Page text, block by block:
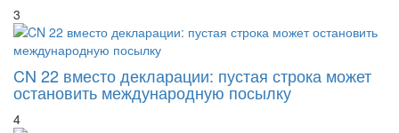
3
CN 22 вместо декларации: пустая строка может
остановить международную посылку
4